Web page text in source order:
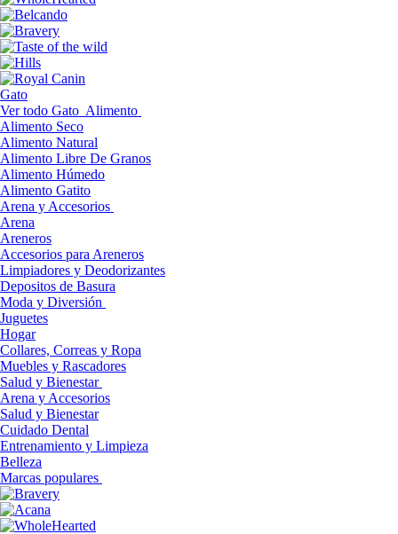
Gato
Ver todo Gato Alimento
Alimento Seco
Alimento Natural
Alimento Libre De Granos
Alimento Húmedo
Alimento Gatito
Arena y Accesorios
Arena
Areneros
Accesorios para Areneros
Limpiadores y Deodorizantes
Depositos de Basura
Moda y Diversión
Juguetes
Hogar
Collares, Correas y Ropa
Muebles y Rascadores
Salud y Bienestar
Arena y Accesorios
Salud y Bienestar
Cuidado Dental
Entrenamiento y Limpieza
Belleza
Marcas populares